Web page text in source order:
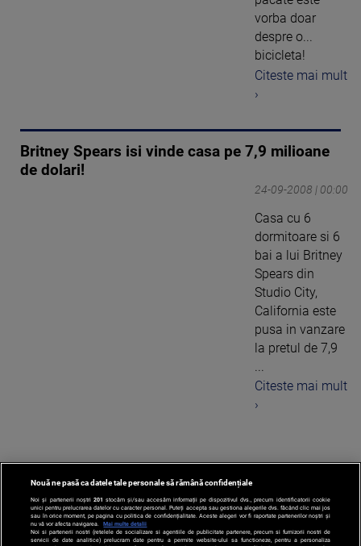
vorba doar
despre o...
bicicleta!
Citeste mai mult
›
Britney Spears isi vinde casa pe 7,9 milioane
de dolari!
24-09-2008 | 00:00
Casa cu 6
dormitoare si 6
bai a lui Britney
Spears din
Studio City,
California este
pusa in vanzare
la pretul de 7,9
Citeste mai mult
›
1
Nouă ne pasă ca datele tale personale să rămână confidențiale
Noi și partenerii noștri 201 stocăm și/sau accesăm informații pe dispozitivul dvs., precum identificatorii cookie
unici pentru prelucrarea datelor cu caracter personal. Puteți accepta sau gestiona alegerile dvs. făcând clic mai jos
sau în orice moment, pe pagina cu politica de confidențialitate. Aceste alegeri vor fi raportate partenerilor noștri și
nu vă vor afecta navigarea.
Mai multe detalii
Noi si partenerii nostri (retelele de socializare si agentiile de publicitate partenere, precum si furnizorii nostri de
servicii de date analitice) prelucram date pentru a permite website-ului sa functioneze, pentru a personaliza